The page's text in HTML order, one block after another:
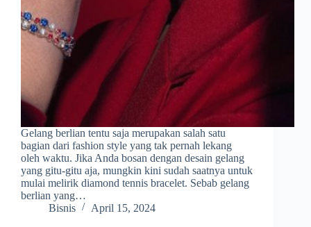
Gelang berlian tentu saja merupakan salah satu
bagian dari fashion style yang tak pernah lekang
oleh waktu. Jika Anda bosan dengan desain gelang
yang gitu-gitu aja, mungkin kini sudah saatnya untuk
mulai melirik diamond tennis bracelet. Sebab gelang
berlian yang…
Bisnis
April 15, 2024